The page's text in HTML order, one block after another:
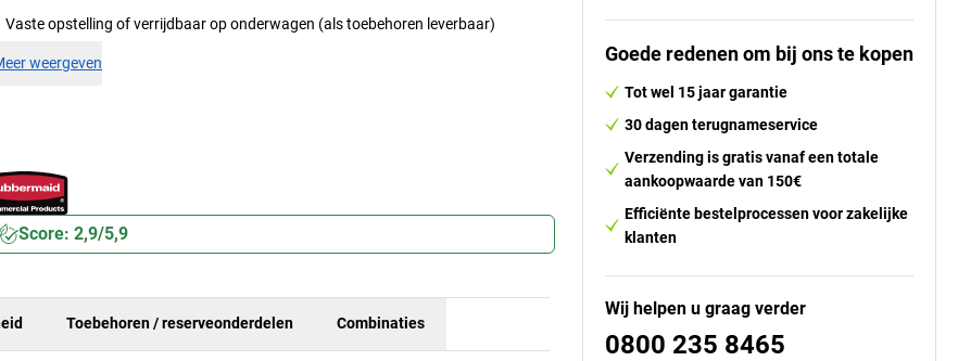
Vaste opstelling of verrijdbaar op onderwagen (als toebehoren leverbaar)
weergeven
Score: 2,9/5,9
Toebehoren / reserveonderdelen Combinaties
Goede redenen om bij ons te kopen
Tot wel 15 jaar garantie
30 dagen terugnameservice
Verzending is gratis vanaf een totale
aankoopwaarde van 150€
Efficiënte bestelprocessen voor zakelijke
klanten
Wij helpen u graag verder
0800 235 8465